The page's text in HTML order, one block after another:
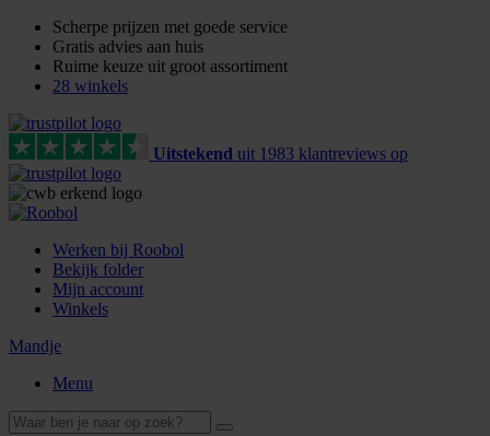
Scherpe prijzen met goede service
Gratis advies aan huis
Ruime keuze uit groot assortiment
28 winkels
Uitstekend uit 1983 klantreviews op
Werken bij Roobol
Bekijk folder
Mijn account
Winkels
Mandje
Menu